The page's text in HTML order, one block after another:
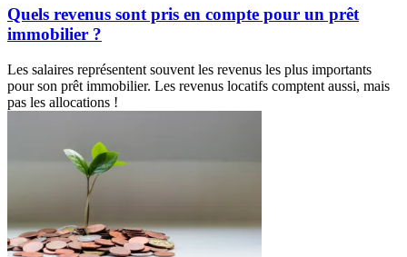
Quels revenus sont pris en compte pour un prêt
immobilier ?
Les salaires représentent souvent les revenus les plus importants
pour son prêt immobilier. Les revenus locatifs comptent aussi, mais
pas les allocations !